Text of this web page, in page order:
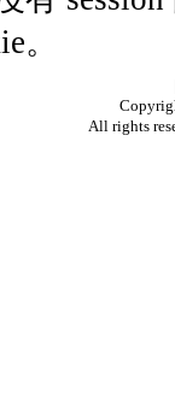
。
All rights